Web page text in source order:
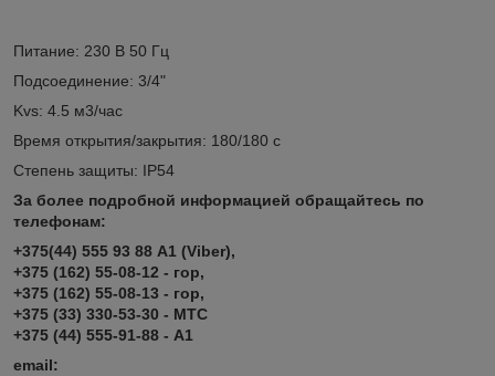
Питание: 230 В 50 Гц
Подсоединение: 3/4"
Kvs: 4.5 м3/час
Время открытия/закрытия: 180/180 с
Степень защиты: IP54
За более подробной информацией обращайтесь по
телефонам:
+375(44) 555 93 88 А1 (Viber),
+375 (162) 55-08-12 - гор,
+375 (162) 55-08-13 - гор,
+375 (33) 330-53-30 - МТС
+375 (44) 555-91-88 - А1
email: